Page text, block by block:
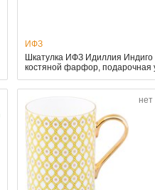
ИФЗ
Шкатулка ИФЗ Идиллия Индиго
костяной фарфор, подарочная
нет